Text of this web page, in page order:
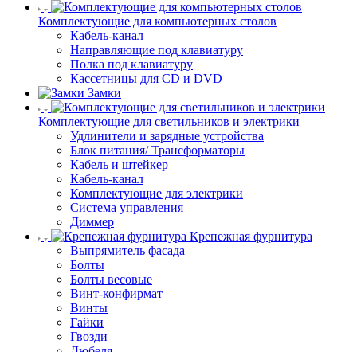
Комплектующие для компьютерных столов
Кабель-канал
Направляющие под клавиатуру
Полка под клавиатуру
Кассетницы для CD и DVD
Замки
Комплектующие для светильников и электрики
Удлинители и зарядные устройства
Блок питания/ Трансформаторы
Кабель и штейкер
Кабель-канал
Комплектующие для электрики
Система управления
Диммер
Крепежная фурнитура
Выпрямитель фасада
Болты
Болты весовые
Винт-конфирмат
Винты
Гайки
Гвозди